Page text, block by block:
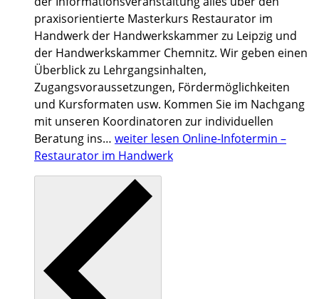
praxisorientierte Masterkurs Restaurator im
Handwerk der Handwerkskammer zu Leipzig und
der Handwerkskammer Chemnitz. Wir geben einen
Überblick zu Lehrgangsinhalten,
Zugangsvoraussetzungen, Fördermöglichkeiten
und Kursformaten usw. Kommen Sie im Nachgang
mit unseren Koordinatoren zur individuellen
Beratung ins… weiter lesen Online-Infotermin –
Restaurator im Handwerk